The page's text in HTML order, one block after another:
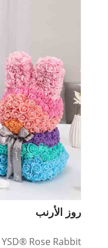
روز الأرنب